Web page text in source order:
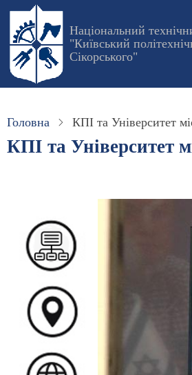
Перейти
основного
вмісту
Національний
"Київський
Сікорського"
Головна КПІ та Університет
КПІ та Університет